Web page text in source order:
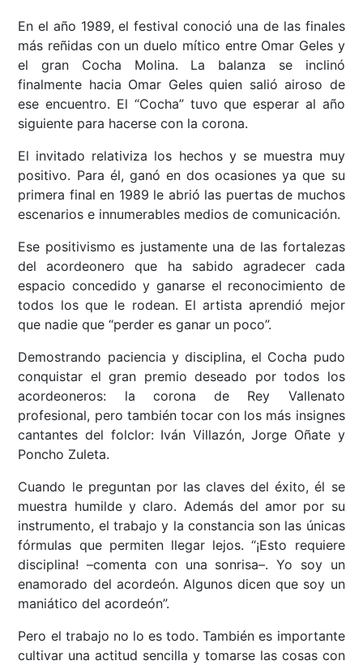
En el año 1989, el festival conoció una de las finales
más reñidas con un duelo mítico entre Omar Geles y
el gran Cocha Molina. La balanza se inclinó
finalmente hacia Omar Geles quien salió airoso de
ese encuentro. El “Cocha” tuvo que esperar al año
siguiente para hacerse con la corona.
El invitado relativiza los hechos y se muestra muy
positivo. Para él, ganó en dos ocasiones ya que su
primera final en 1989 le abrió las puertas de muchos
escenarios e innumerables medios de comunicación.
Ese positivismo es justamente una de las fortalezas
del acordeonero que ha sabido agradecer cada
espacio concedido y ganarse el reconocimiento de
todos los que le rodean. El artista aprendió mejor
que nadie que “perder es ganar un poco”.
Demostrando paciencia y disciplina, el Cocha pudo
conquistar el gran premio deseado por todos los
acordeoneros: la corona de Rey Vallenato
profesional, pero también tocar con los más insignes
cantantes del folclor: Iván Villazón, Jorge Oñate y
Poncho Zuleta.
Cuando le preguntan por las claves del éxito, él se
muestra humilde y claro. Además del amor por su
instrumento, el trabajo y la constancia son las únicas
fórmulas que permiten llegar lejos. “¡Esto requiere
disciplina! –comenta con una sonrisa–. Yo soy un
enamorado del acordeón. Algunos dicen que soy un
maniático del acordeón”.
Pero el trabajo no lo es todo. También es importante
cultivar una actitud sencilla y tomarse las cosas con